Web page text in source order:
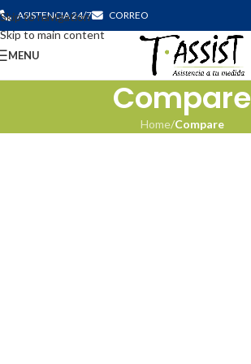
Skip to navigation
Skip to main content
ASISTENCIA 24/7 CORREO
MENU
Compare
Home/Compare